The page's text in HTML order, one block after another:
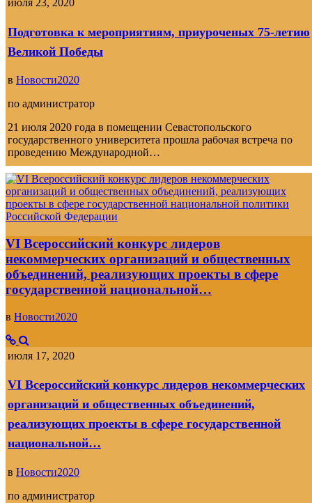
Подготовка к мероприятиям, приуроченых 75-летию
Великой Победы
в Новости2020
по администратор
21 июля 2020 года в помещении Севастопольского
государственного университета прошла рабочая встреча по
проведению Международной…
VI Всероссийский конкурс лидеров
некоммерческих организаций и общественных
объединений, реализующих проекты в сфере
государственной национальной…
в Новости2020
июля 17, 2020
VI Всероссийский конкурс лидеров некоммерческих
организаций и общественных объединений,
реализующих проекты в сфере государственной
национальной…
в Новости2020
по администратор